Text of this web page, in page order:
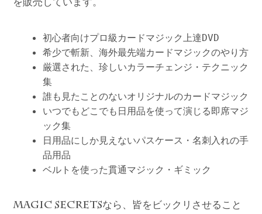
初心者向けプロ級カードマジック上達DVD
希少で斬新、海外最先端カードマジックのやり方
厳選された、珍しいカラーチェンジ・テクニック
集
誰も見たことのないオリジナルのカードマジック
いつでもどこでも日用品を使って演じる即席マジ
ック集
日用品にしか見えないパスケース・名刺入れの手
品用品
ベルトを使った貫通マジック・ギミック
MAGIC SECRETSなら、皆をビックリさせること